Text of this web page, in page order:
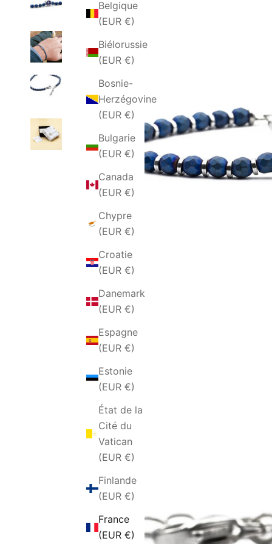
Belgique
(EUR €)
Biélorussie
(EUR €)
Bosnie-
Herzégovine
(EUR €)
Bulgarie
(EUR €)
Canada
(EUR €)
Chypre
(EUR €)
Croatie
(EUR €)
Danemark
(EUR €)
Espagne
(EUR €)
Estonie
(EUR €)
État de la
Cité du
Vatican
(EUR €)
Finlande
(EUR €)
France
(EUR €)